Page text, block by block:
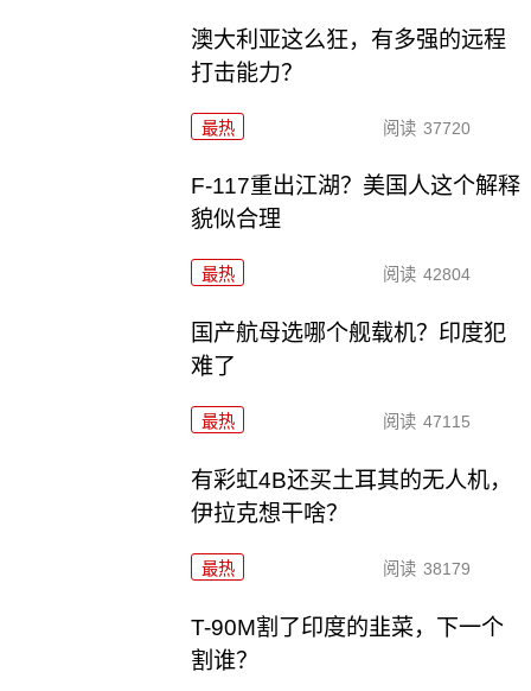
澳大利亚这么狂，有多强的远程
打击能力？
最热 阅读 37720
F-117重出江湖？美国人这个解释
貌似合理
最热 阅读 42804
国产航母选哪个舰载机？印度犯
难了
最热 阅读 47115
有彩虹4B还买土耳其的无人机，
伊拉克想干啥？
最热 阅读 38179
T-90M割了印度的韭菜，下一个
割谁？